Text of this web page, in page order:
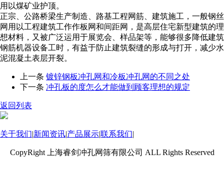
用以煤矿业护顶。
正宗、公路桥梁生产制造、路基工程网筋、建筑施工，一般钢丝
网用以工程建筑工作作板网和间距网，是高层住宅新型建筑的理
想材料，又被广泛运用于展览会、样品架等，能够很多降低建筑
钢筋机器设备工时，有益于防止建筑裂缝的形成与打开，减少水
泥混凝土表层开裂。
上一条 镀锌钢板冲孔网和冷板冲孔网的不同之处
下一条 冲孔板的度怎么才能做到顾客理想的规定
返回列表
关于我们|新闻资讯|产品展示|联系我们|
CopyRight 上海睿剑冲孔网筛有限公司 ALL Rights Reserved